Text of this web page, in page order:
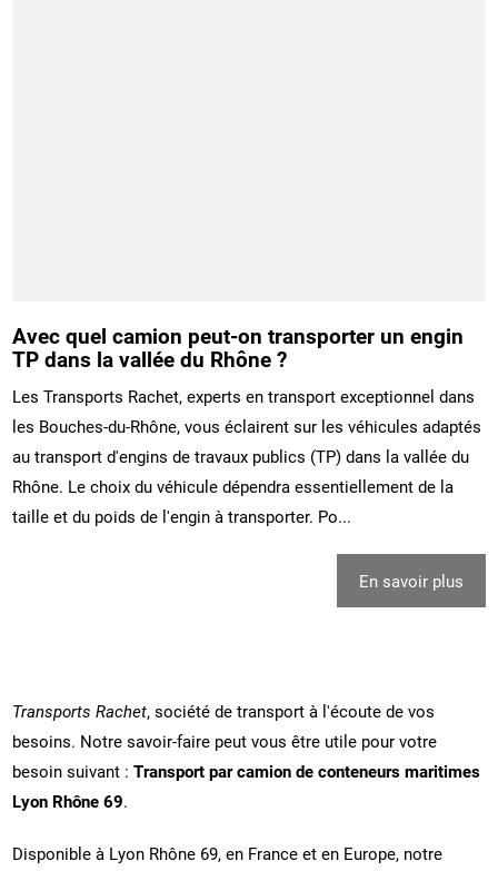
Avec quel camion peut-on transporter un engin
TP dans la vallée du Rhône ?
Les Transports Rachet, experts en transport exceptionnel dans
les Bouches-du-Rhône, vous éclairent sur les véhicules adaptés
au transport d'engins de travaux publics (TP) dans la vallée du
Rhône. Le choix du véhicule dépendra essentiellement de la
taille et du poids de l'engin à transporter. Po...
En savoir plus
Transports Rachet, société de transport à l'écoute de vos
besoins. Notre savoir-faire peut vous être utile pour votre
besoin suivant :Transport par camion de conteneurs maritimes
Lyon Rhône 69.
Disponible à Lyon Rhône 69, en France et en Europe, notre